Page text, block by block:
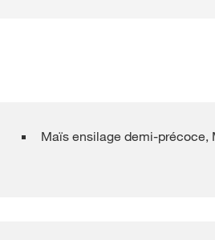
Maïs ensilage demi-précoce,